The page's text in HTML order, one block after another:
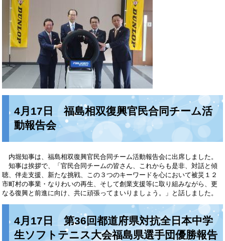
4月17日 福島相双復興官民合同チーム活
動報告会
内堀知事は、福島相双復興官民合同チーム活動報告会に出席しました。
知事は挨拶で、「官民合同チームの皆さん、これからも是非、対話と傾
聴、伴走支援、新たな挑戦、この３つのキーワードを心において被災１２
市町村の事業・なりわいの再生、そして創業支援等に取り組みながら、更
なる復興と前進に向け、共に頑張ってまいりましょう。」と話しました。
4月17日 第36回都道府県対抗全日本中学
生ソフトテニス大会福島県選手団優勝報告